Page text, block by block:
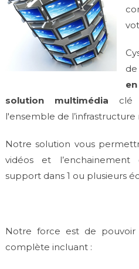
solution multimédia clé
l'ensemble de
Notre solution vous
vidéos et
support dans 1 ou plusieurs
Notre force est de
complète incluant :